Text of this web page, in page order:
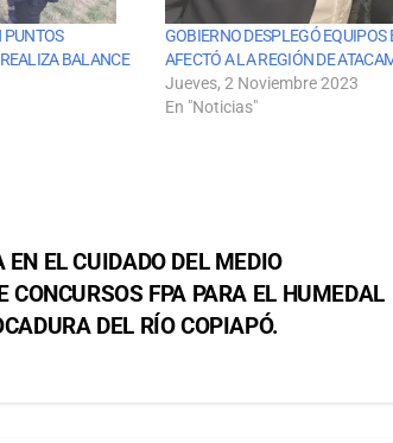
PUNTOS
BALANCE
GOBIERNO DESPLEGÓ EQUIPOS
AFECTÓ A LA REGIÓN DE
Jueves, 2 Noviembre 2023
En "Noticias"
EL CUIDADO DEL MEDIO
FPA PARA EL HUMEDAL
DEL RÍO COPIAPÓ.